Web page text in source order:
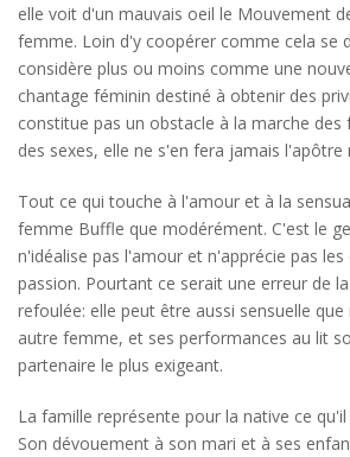
elle voit d'un mauvais oeil le Mouvement
femme. Loin d'y coopérer comme cela se
considère plus ou moins comme une
chantage féminin destiné à obtenir des
constitue pas un obstacle à la marche des
des sexes, elle ne s'en fera jamais l'apôtre
Tout ce qui touche à l'amour et à la
femme Buffle que modérément. C'est le
n'idéalise pas l'amour et n'apprécie pas
passion. Pourtant ce serait une erreur de
refoulée: elle peut être aussi sensuelle
autre femme, et ses performances au lit
partenaire le plus exigeant.
La famille représente pour la native ce qu'il
Son dévouement à son mari et à ses